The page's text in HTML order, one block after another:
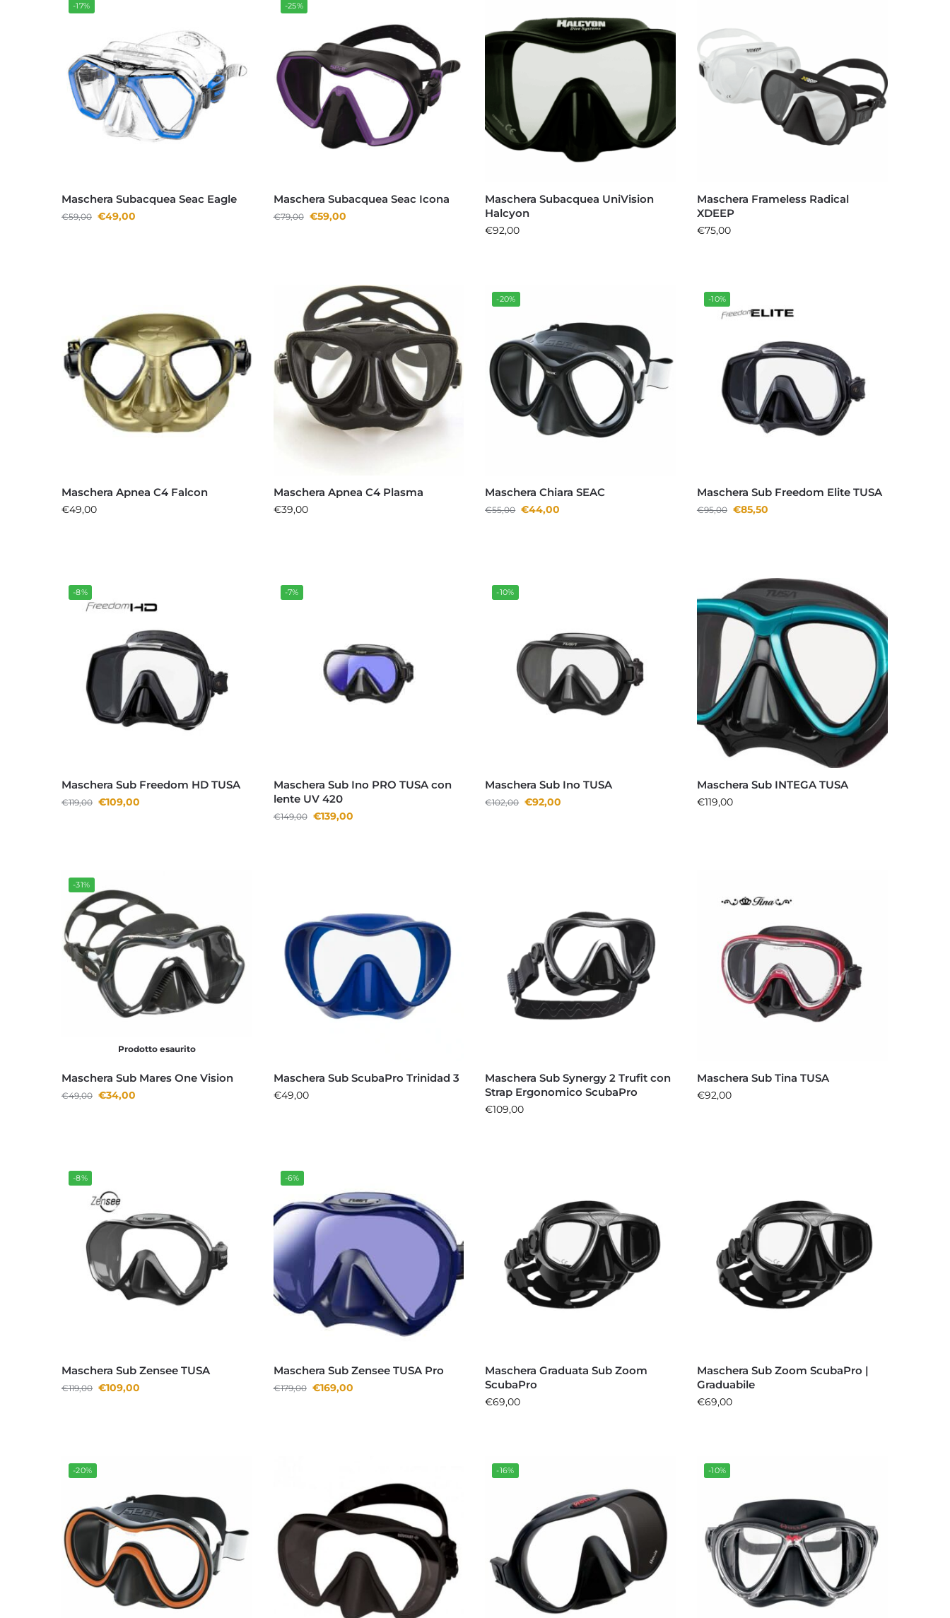
-17%
Maschera Subacquea Seac Eagle
€59,00 €49,00
-25%
Maschera Subacquea Seac Icona
€79,00 €59,00
Maschera Subacquea UniVision
Halcyon
€92,00
Maschera Frameless Radical
XDEEP
€75,00
Maschera Apnea C4 Falcon
€49,00
Maschera Apnea C4 Plasma
€39,00
-20%
Maschera Chiara SEAC
€55,00 €44,00
-10%
Maschera Sub Freedom Elite TUSA
€95,00 €85,50
-8%
Maschera Sub Freedom HD TUSA
€119,00 €109,00
-7%
Maschera Sub Ino PRO TUSA con
lente UV 420
€149,00 €139,00
-10%
Maschera Sub Ino TUSA
€102,00 €92,00
Maschera Sub INTEGA TUSA
€119,00
-31%
Prodotto esaurito
Maschera Sub Mares One Vision
€49,00 €34,00
Maschera Sub ScubaPro Trinidad 3
€49,00
Maschera Sub Synergy 2 Trufit con
Strap Ergonomico ScubaPro
€109,00
Maschera Sub Tina TUSA
€92,00
-8%
Maschera Sub Zensee TUSA
€119,00 €109,00
-6%
Maschera Sub Zensee TUSA Pro
€179,00 €169,00
Maschera Graduata Sub Zoom
ScubaPro
€69,00
Maschera Sub Zoom ScubaPro |
Graduabile
€69,00
-20% -16% -10%